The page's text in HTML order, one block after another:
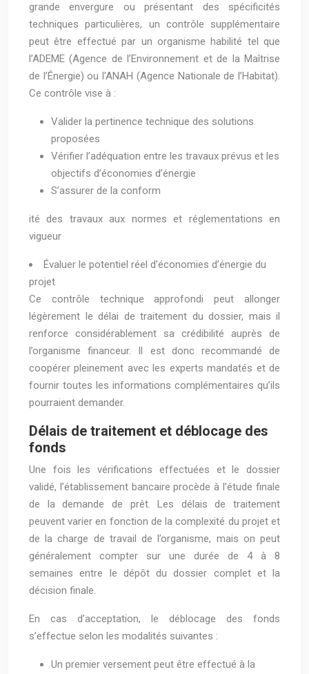
grande envergure ou présentant des spécificités
techniques particulières, un contrôle supplémentaire
peut être effectué par un organisme habilité tel que
l’ADEME (Agence de l’Environnement et de la Maîtrise
de l’Énergie) ou l’ANAH (Agence Nationale de l’Habitat).
Ce contrôle vise à :
Valider la pertinence technique des solutions
proposées
Vérifier l’adéquation entre les travaux prévus et les
objectifs d’économies d’énergie
S’assurer de la conform
ité des travaux aux normes et réglementations en
vigueur
Évaluer le potentiel réel d’économies d’énergie du
projet
Ce contrôle technique approfondi peut allonger
légèrement le délai de traitement du dossier, mais il
renforce considérablement sa crédibilité auprès de
l’organisme financeur. Il est donc recommandé de
coopérer pleinement avec les experts mandatés et de
fournir toutes les informations complémentaires qu’ils
pourraient demander.
Délais de traitement et déblocage des
fonds
Une fois les vérifications effectuées et le dossier
validé, l’établissement bancaire procède à l’étude finale
de la demande de prêt. Les délais de traitement
peuvent varier en fonction de la complexité du projet et
de la charge de travail de l’organisme, mais on peut
généralement compter sur une durée de 4 à 8
semaines entre le dépôt du dossier complet et la
décision finale.
En cas d’acceptation, le déblocage des fonds
s’effectue selon les modalités suivantes :
Un premier versement peut être effectué à la